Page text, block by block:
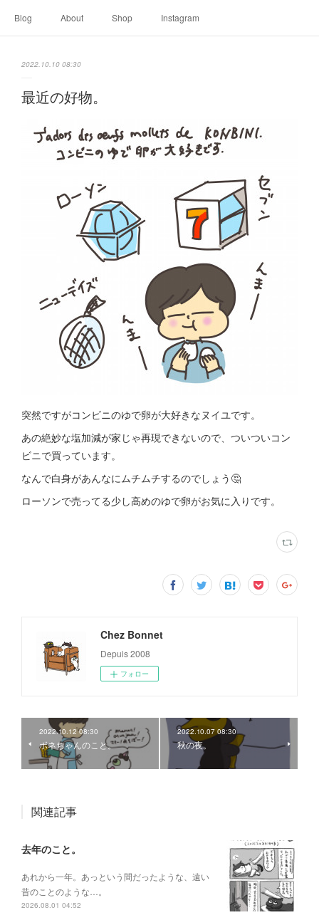
Blog About Shop Instagram
2022.10.10 08:30
最近の好物。
突然ですがコンビニのゆで卵が大好きなヌイユです。
あの絶妙な塩加減が家じゃ再現できないので、ついついコン
ビニで買っています。
なんで白身があんなにムチムチするのでしょう🤔
ローソンで売ってる少し高めのゆで卵がお気に入りです。
Chez Bonnet
Depuis 2008
フォロー
2022.10.12 08:30
ボネちゃんのこと。
2022.10.07 08:30
秋の夜。
関連記事
去年のこと。
あれから一年。あっという間だったような、遠い
昔のことのような…。
2026.08.01 04:52